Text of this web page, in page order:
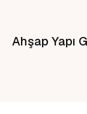
Ahşap Yapı